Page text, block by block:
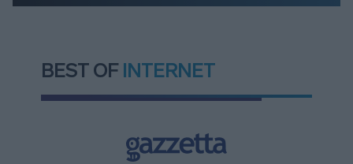
BEST OF INTERNET